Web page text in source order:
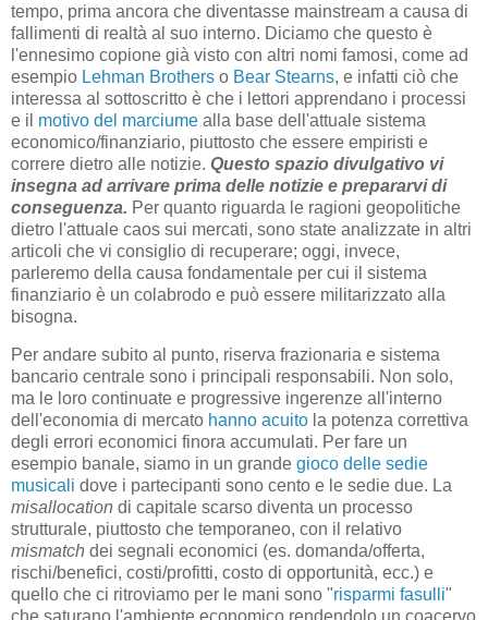
tempo, prima ancora che diventasse mainstream a causa di
fallimenti di realtà al suo interno. Diciamo che questo è
l'ennesimo copione già visto con altri nomi famosi, come ad
esempio Lehman Brothers o Bear Stearns, e infatti ciò che
interessa al sottoscritto è che i lettori apprendano i processi
e il motivo del marciume alla base dell'attuale sistema
economico/finanziario, piuttosto che essere empiristi e
correre dietro alle notizie. Questo spazio divulgativo vi
insegna ad arrivare prima delle notizie e prepararvi di
conseguenza. Per quanto riguarda le ragioni geopolitiche
dietro l'attuale caos sui mercati, sono state analizzate in altri
articoli che vi consiglio di recuperare; oggi, invece,
parleremo della causa fondamentale per cui il sistema
finanziario è un colabrodo e può essere militarizzato alla
bisogna.
Per andare subito al punto, riserva frazionaria e sistema
bancario centrale sono i principali responsabili. Non solo,
ma le loro continuate e progressive ingerenze all'interno
dell'economia di mercato hanno acuito la potenza correttiva
degli errori economici finora accumulati. Per fare un
esempio banale, siamo in un grande gioco delle sedie
musicali dove i partecipanti sono cento e le sedie due. La
misallocation di capitale scarso diventa un processo
strutturale, piuttosto che temporaneo, con il relativo
mismatch dei segnali economici (es. domanda/offerta,
rischi/benefici, costi/profitti, costo di opportunità, ecc.) e
quello che ci ritroviamo per le mani sono "risparmi fasulli"